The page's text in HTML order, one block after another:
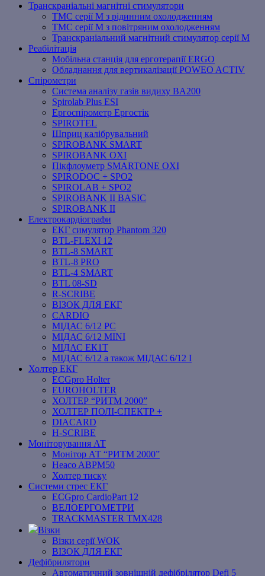
Транскраніальні магнітні стимулятори
ТМС серії M з рідинним охолодженням
ТМС серії M з повітряним охолодженням
Транскраніальний магнітний стимулятор серії M
Реабілітація
Мобільна станція для ерготерапії ERGO
Обладнання для вертикалізації POWEO ACTIV
Спірометри
Система аналізу газів видиху BA200
Spirolab Plus ESI
Ергоспірометр Ергостік
SPIROTEL
Шприц калібрувальний
SPIROBANK SMART
SPIROBANK OXI
Пікфлоуметр SMARTONE OXI
SPIRODOC + SPO2
SPIROLAB + SPO2
SPIROBANK II BASIC
SPIROBANK II
Електрокардіографи
ЕКГ симулятор Phantom 320
BTL-FLEXI 12
BTL-8 SMART
BTL-8 PRO
BTL-4 SMART
BTL 08-SD
R-SCRIBE
ВІЗОК ДЛЯ ЕКГ
CARDIO
МІДАС 6/12 PC
МІДАС 6/12 MINI
МІДАС ЕК1Т
МІДАС 6/12 а також МІДАС 6/12 І
Холтер ЕКГ
ECGpro Holter
EUROHOLTER
ХОЛТЕР “РИТМ 2000”
ХОЛТЕР ПОЛІ-СПЕКТР +
DIACARD
H-SCRIBE
Моніторування АТ
Монітор АТ “РИТМ 2000”
Heaco ABPM50
Холтер тиску
Системи стрес ЕКГ
ECGpro CardioPart 12
ВЕЛОЕРГОМЕТРИ
TRACKMASTER TMX428
Візки
Візки серії WOK
ВІЗОК ДЛЯ ЕКГ
Дефібрилятори
Автоматичний зовнішній дефібрілятор Defi 5